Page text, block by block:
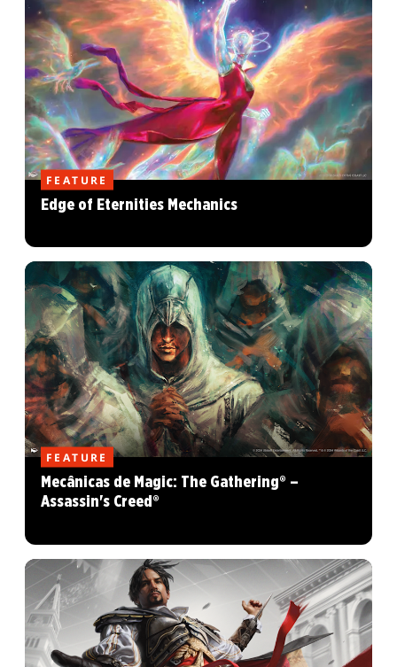
FEATURE
Edge of Eternities Mechanics
FEATURE
Mecânicas de Magic: The Gathering® –
Assassin's Creed®